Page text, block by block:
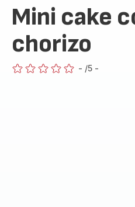
Mini cake
chorizo
- /5 -